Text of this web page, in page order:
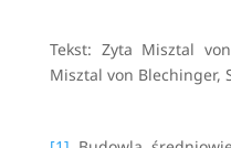
Tekst: Zyta Misztal
Misztal von Blechinger,